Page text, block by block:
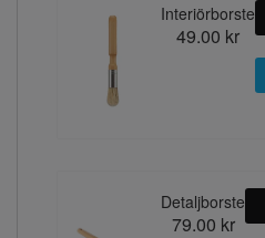
Interiörborste
49.00 kr
Detaljborste
79.00 kr